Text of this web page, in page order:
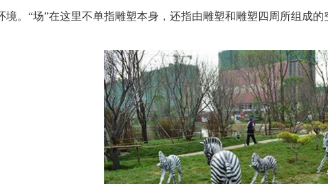
境。“场”在这里不单指雕塑本身，还指由雕塑和雕塑四周所组成